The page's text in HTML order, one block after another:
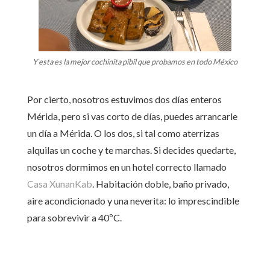
Y esta es la mejor cochinita pibil que probamos en todo México
Por cierto, nosotros estuvimos dos días enteros
Mérida, pero si vas corto de días, puedes arrancarle
un día a Mérida. O los dos, si tal como aterrizas
alquilas un coche y te marchas. Si decides quedarte,
nosotros dormimos en un hotel correcto llamado
Casa XunanKab. Habitación doble, baño privado,
aire acondicionado y una neverita: lo imprescindible
para sobrevivir a 40ºC.